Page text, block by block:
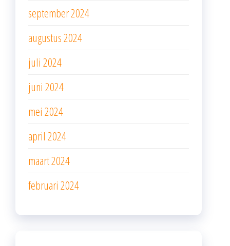
september 2024
augustus 2024
juli 2024
juni 2024
mei 2024
april 2024
maart 2024
februari 2024